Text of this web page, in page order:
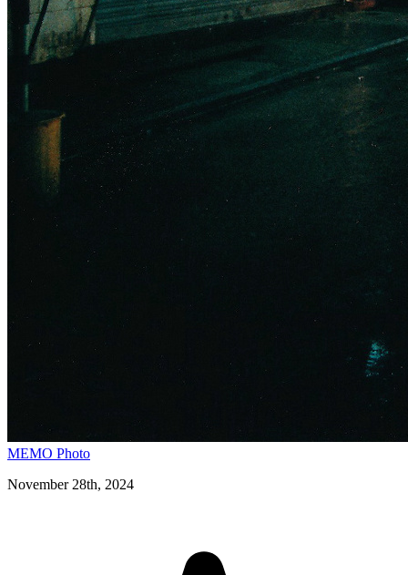
MEMO Photo
November 28th, 2024